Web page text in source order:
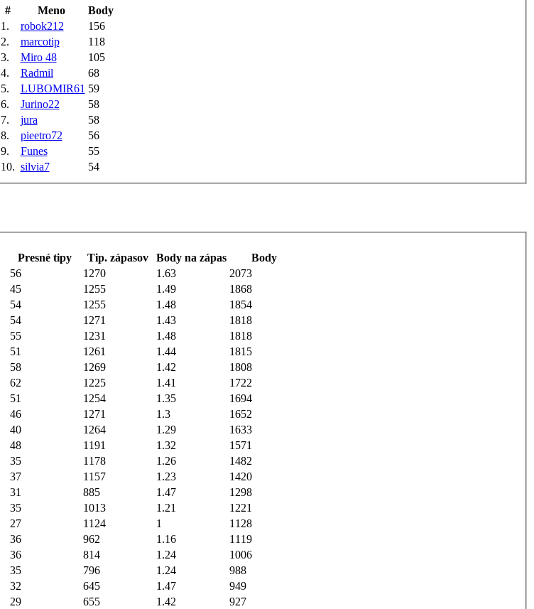
#
Meno
Body
1.
robok212
156
2.
marcotip
118
3.
Miro 48
105
4.
Radmil
68
5.
LUBOMIR61 59
6.
Jurino22
58
7.
jura
58
8.
pieetro72
56
9.
Funes
55
10. silvia7 54
Presné tipy Tip. zápasov Body na zápas
Body
56 1270 1.63
2073
45 1255 1.49
1868
54 1255 1.48
1854
54 1271 1.43
1818
55 1231 1.48
1818
51 1261 1.44
1815
58 1269 1.42
1808
62 1225 1.41
1722
51 1254 1.35
1694
46 1271 1.3
1652
40 1264 1.29
1633
48 1191 1.32
1571
35 1178 1.26
1482
37 1157 1.23
1420
31 885 1.47
1298
35 1013 1.21
1221
27 1124 1
1128
36 962 1.16
1119
36 814 1.24
1006
35 796 1.24
988
32 645 1.47
949
29 655 1.42
927